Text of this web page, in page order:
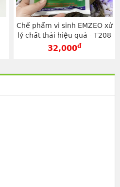
Chế phẩm vi sinh EMZEO xử
lý chất thải hiệu quả - T208
32,000đ